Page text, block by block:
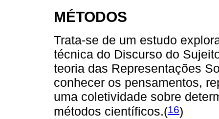
MÉTODOS
Trata-se de um estudo
técnica do Discurso do
teoria das Representações
conhecer os pensamentos,
uma coletividade sobre
métodos científicos.(16)